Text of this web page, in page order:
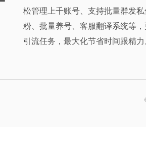
松管理上千账号、支持批量群发
粉、批量养号、客服翻译系统等
引流任务，最大化节省时间跟精力